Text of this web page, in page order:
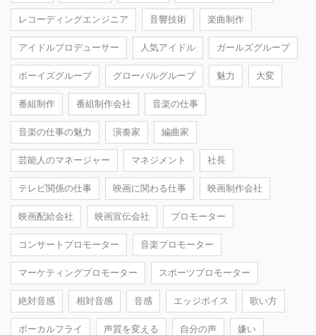
レコーディングエンジニア 音響技術 楽曲制作
アイドルプロデューサー 人気アイドル ガールズグループ
ボーイズグループ グローバルグループ 魅力 大変
番組制作 番組制作会社 音楽の仕事
音楽の仕事の魅力 演奏家 編曲家
芸能人のマネージャー マネジメント 社長
テレビ関係の仕事 映画に関わる仕事 映画制作会社
映画配給会社 映画宣伝会社 プロモーター
コンサートプロモーター 音楽プロモーター
マーケティングプロモーター スポーツプロモーター
絶対音感 相対音感 音感 エッジボイス 歌い方
ボーカルフライ 声質を変える 自分の声 嫌い